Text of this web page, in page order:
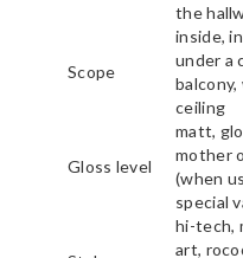
the
Scope
inside,
under a
balcony,
ceiling
Gloss level
matt,
mother
(when
special
hi-tech,
art,